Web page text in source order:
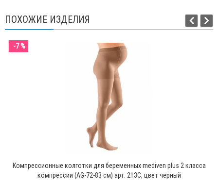
ПОХОЖИЕ ИЗДЕЛИЯ
-7 %
Компрессионные колготки для беременных mediven plus 2 класса
компрессии (AG-72-83 см) арт. 213C, цвет черный